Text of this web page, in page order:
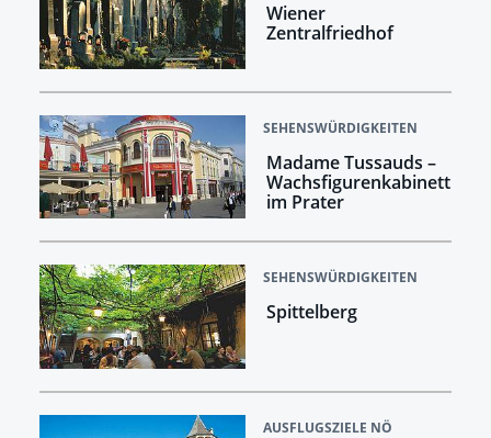
Wiener
Zentralfriedhof
SEHENSWÜRDIGKEITEN
Madame Tussauds –
Wachsfigurenkabinett
im Prater
SEHENSWÜRDIGKEITEN
Spittelberg
AUSFLUGSZIELE NÖ